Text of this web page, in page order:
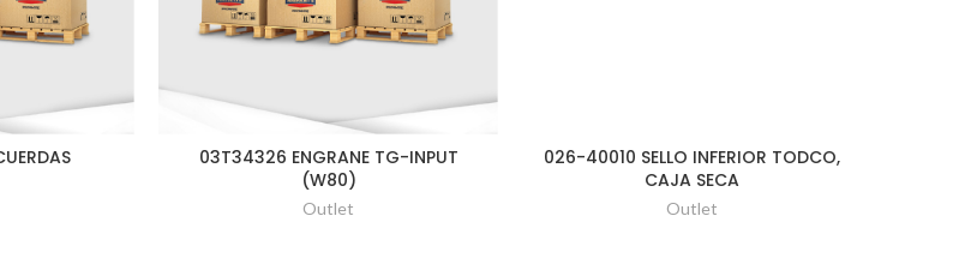
03T34326 ENGRANE TG-INPUT
(W80)
Outlet
026-40010 SELLO INFERIOR TODCO,
CAJA SECA
Outlet